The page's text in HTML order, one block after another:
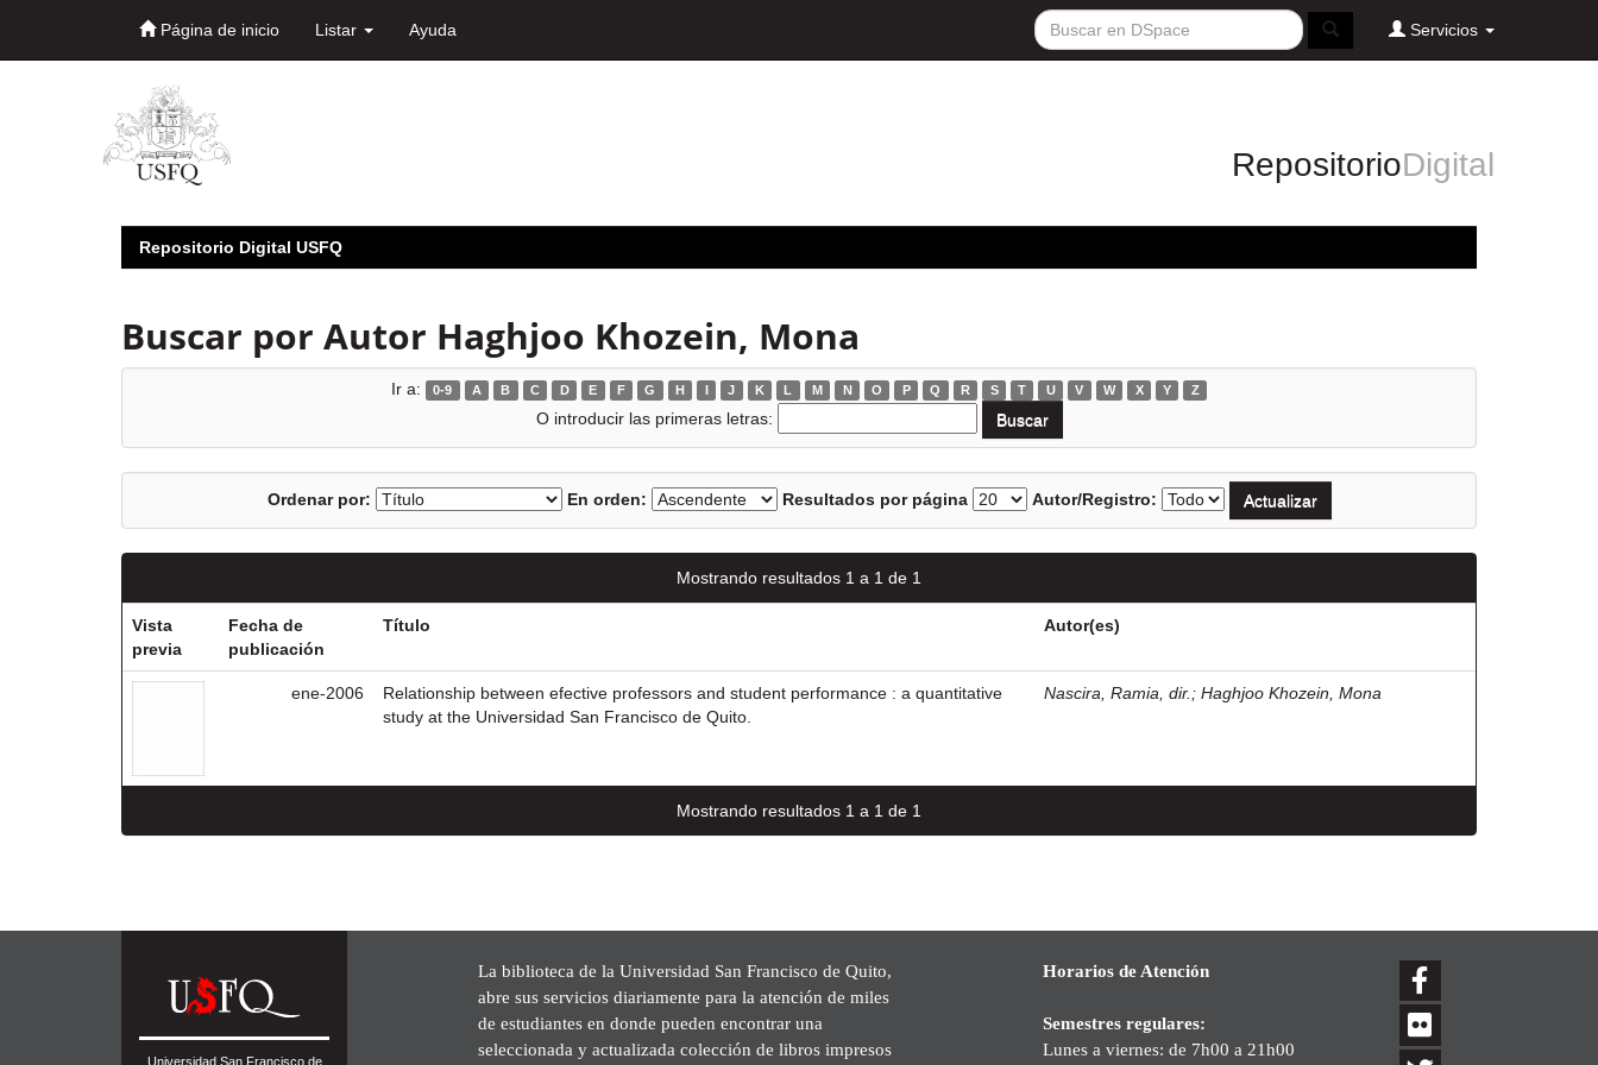
Página de inicio Listar Ayuda Servicios
RepositorioDigital
Repositorio Digital USFQ
Buscar por Autor Haghjoo Khozein, Mona
Ir a: 0-9 A B C D E F G H I J K L M N O P Q R S T U V W X Y Z
O introducir las primeras letras:
Ordenar por: En orden: Resultados por página Autor/Registro:
Mostrando resultados 1 a 1 de 1
Vista
previa
Fecha de
publicación
Título Autor(es)
ene-2006
Relationship between efective professors and student performance : a quantitative
study at the Universidad San Francisco de Quito.
Nascira, Ramia, dir. ; Haghjoo Khozein, Mona
Mostrando resultados 1 a 1 de 1
Universidad San Francisco de
La biblioteca de la Universidad San Francisco de Quito,
abre sus servicios diariamente para la atención de miles
de estudiantes en donde pueden encontrar una
seleccionada y actualizada colección de libros impresos
Horarios de Atención
Semestres regulares:
Lunes a viernes: de 7h00 a 21h00